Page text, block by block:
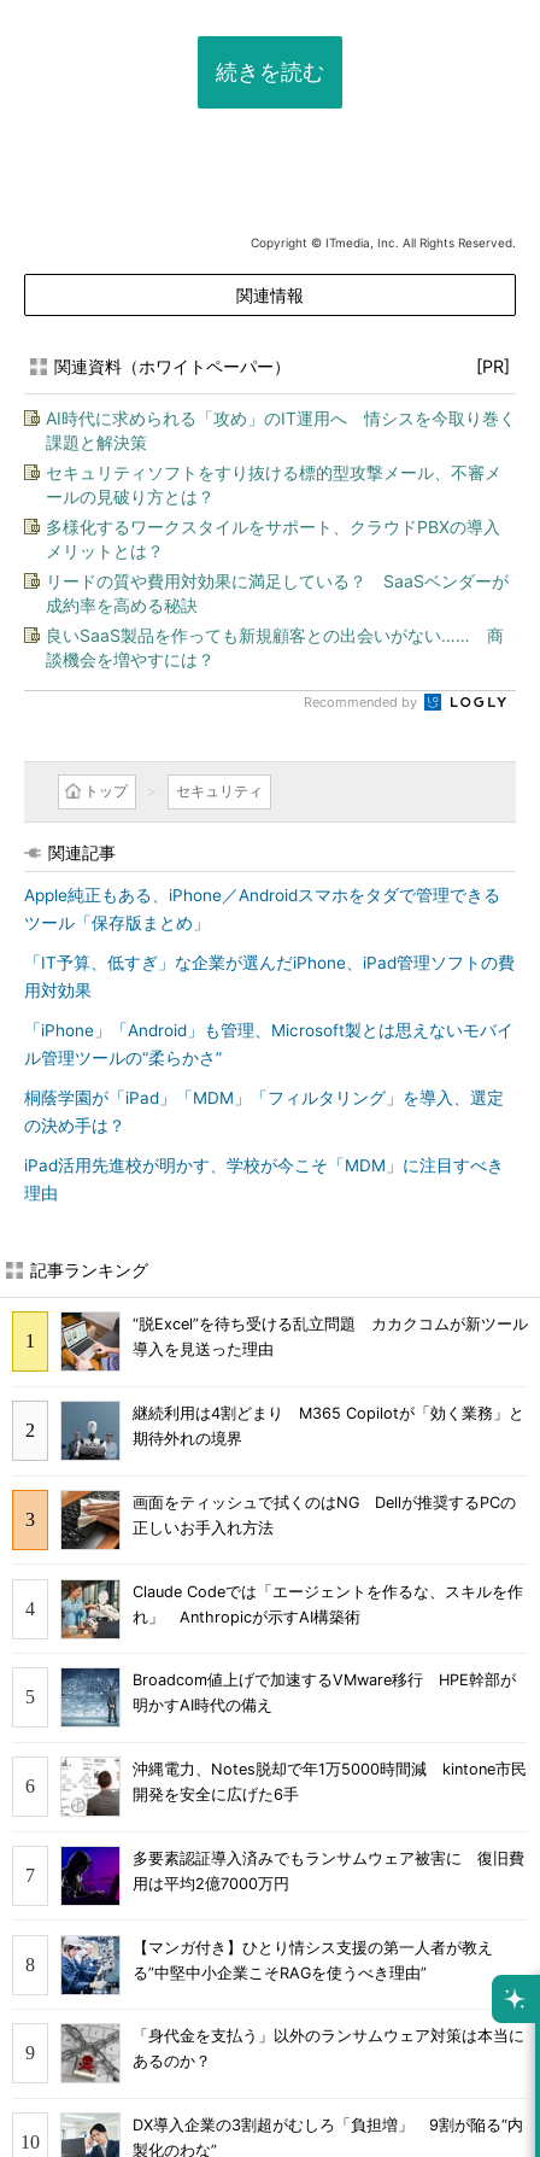
続きを読む
Copyright © ITmedia, Inc. All Rights Reserved.
関連情報
関連資料（ホワイトペーパー） [PR]
AI時代に求められる「攻め」のIT運用へ 情シスを今取り巻く
課題と解決策
セキュリティソフトをすり抜ける標的型攻撃メール、不審メ
ールの見破り方とは？
多様化するワークスタイルをサポート、クラウドPBXの導入
メリットとは？
リードの質や費用対効果に満足している？ SaaSベンダーが
成約率を高める秘訣
良いSaaS製品を作っても新規顧客との出会いがない…… 商
談機会を増やすには？
Recommended by
トップ セキュリティ
関連記事
Apple純正もある、iPhone／Androidスマホをタダで管理できる
ツール「保存版まとめ」
「IT予算、低すぎ」な企業が選んだiPhone、iPad管理ソフトの費
用対効果
「iPhone」「Android」も管理、Microsoft製とは思えないモバイ
ル管理ツールの“柔らかさ”
桐蔭学園が「iPad」「MDM」「フィルタリング」を導入、選定
の決め手は？
iPad活用先進校が明かす、学校が今こそ「MDM」に注目すべき
理由
記事ランキング
“脱Excel”を待ち受ける乱立問題 カカクコムが新ツール
導入を見送った理由
継続利用は4割どまり M365 Copilotが「効く業務」と
期待外れの境界
画面をティッシュで拭くのはNG Dellが推奨するPCの
正しいお手入れ方法
Claude Codeでは「エージェントを作るな、スキルを作
れ」 Anthropicが示すAI構築術
Broadcom値上げで加速するVMware移行 HPE幹部が
明かすAI時代の備え
沖縄電力、Notes脱却で年1万5000時間減 kintone市民
開発を安全に広げた6手
多要素認証導入済みでもランサムウェア被害に 復旧費
用は平均2億7000万円
【マンガ付き】ひとり情シス支援の第一人者が教え
る”中堅中小企業こそRAGを使うべき理由”
「身代金を支払う」以外のランサムウェア対策は本当に
あるのか？
DX導入企業の3割超がむしろ「負担増」 9割が陥る“内
製化のわな”